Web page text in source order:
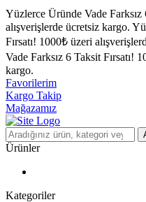
Yüzlerce Üründe Vade Farksız
alışverişlerde ücretsiz kargo.
Fırsatı! 1000₺ üzeri
Vade Farksız 6 Taksit Fırsatı!
kargo.
Favorilerim
Kargo Takip
Mağazamız
Ürünler
Kategoriler